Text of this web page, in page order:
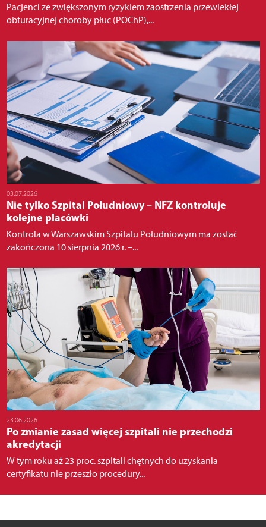
Pacjenci ze zwiększonym ryzykiem zaostrzenia przewlekłej
obturacyjnej choroby płuc (POChP),...
03.07.2026
Nie tylko Szpital Południowy – NFZ kontroluje
kolejne placówki
Kontrola w Warszawskim Szpitalu Południowym ma zostać
zakończona 10 sierpnia 2026 r. –...
23.06.2026
Po zmianie zasad więcej szpitali nie przechodzi
akredytacji
W tym roku aż 23 proc. szpitali chętnych do uzyskania
certyfikatu nie przeszło procedury...